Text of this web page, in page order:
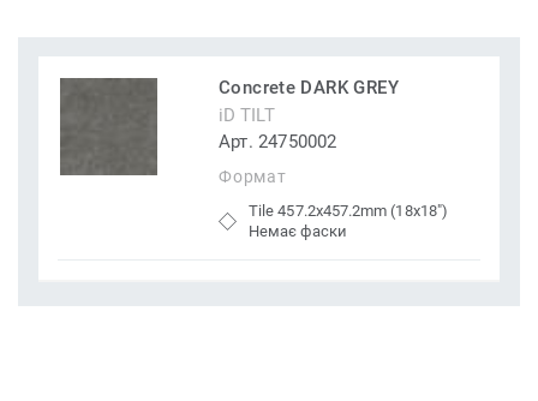
Concrete DARK GREY
iD TILT
Арт. 24750002
Формат
Tile 457.2x457.2mm (18x18")
Немає фаски